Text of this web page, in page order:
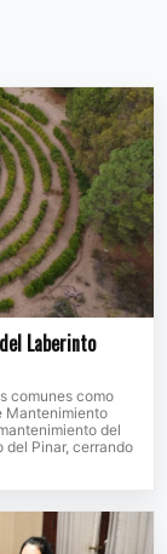
Laberinto
comunes como
Mantenimiento
del
del Pinar, cerrando